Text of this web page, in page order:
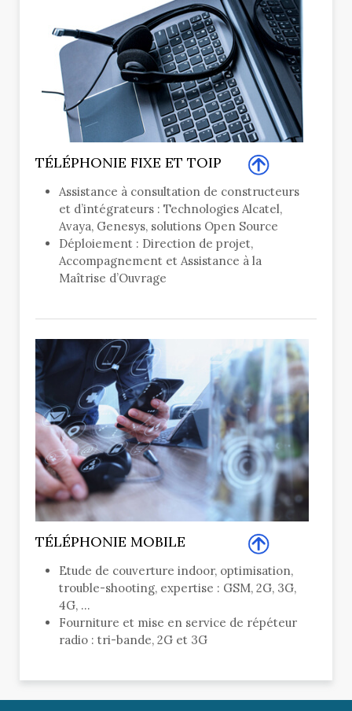
TÉLÉPHONIE FIXE ET TOIP
Assistance à consultation de constructeurs
et d’intégrateurs : Technologies Alcatel,
Avaya, Genesys, solutions Open Source
Déploiement : Direction de projet,
Accompagnement et Assistance à la
Maîtrise d’Ouvrage
TÉLÉPHONIE MOBILE
Etude de couverture indoor, optimisation,
trouble-shooting, expertise : GSM, 2G, 3G,
4G, …
Fourniture et mise en service de répéteur
radio : tri-bande, 2G et 3G